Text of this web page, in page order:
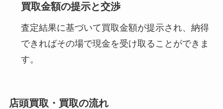
買取金額の提示と交渉
査定結果に基づいて買取金額が提示され、納得
できればその場で現金を受け取ることができま
す。
店頭買取・買取の流れ